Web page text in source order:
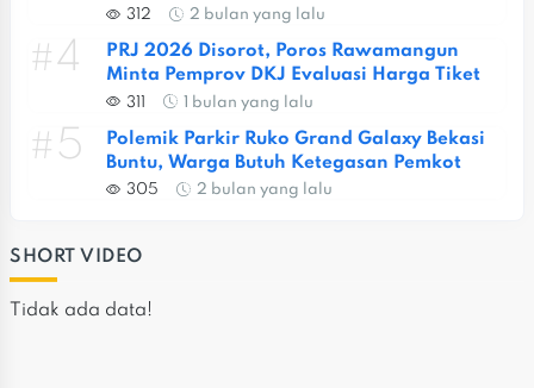
Jatiasih
312 2 bulan yang lalu
#4
PRJ 2026 Disorot, Poros Rawamangun
Minta Pemprov DKJ Evaluasi Harga Tiket
311 1 bulan yang lalu
#5
Polemik Parkir Ruko Grand Galaxy Bekasi
Buntu, Warga Butuh Ketegasan Pemkot
305 2 bulan yang lalu
SHORT VIDEO
Tidak ada data!